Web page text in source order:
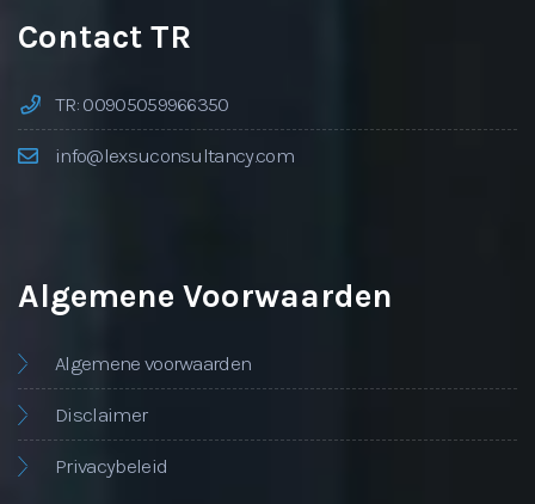
Contact TR
TR: 00905059966350
info@lexsuconsultancy.com
Algemene Voorwaarden
Algemene voorwaarden
Disclaimer
Privacybeleid